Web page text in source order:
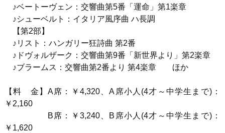
♪ベートーヴェン：交響曲第5番「運命」第1楽章
♪シューベルト：イタリア風序曲 ハ長調
【第2部】
♪リスト：ハンガリー狂詩曲 第2番
♪ドヴォルザーク：交響曲第9番「新世界より」第2楽章
♪ブラームス：交響曲第2番より 第4楽章 ほか
【料 金】A席：￥ 4,320、A席小人(4才～中学生まで)：
￥2,160
B 席：￥ 3,240、B席小人(4才～中学生まで)：
￥1,620